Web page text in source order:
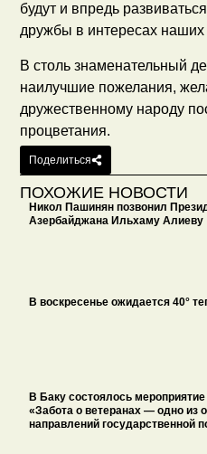
будут и впредь
дружбы в интересах наших
В столь знаменательный
наилучшие пожелания,
дружественному народу
процветания.
Поделиться
ПОХОЖИЕ НОВОСТИ
Никол Пашинян позвонил
Азербайджана Ильхаму Алиеву
В воскресенье ожидается 40°
В Баку состоялось
«Забота о ветеранах — одно из
направлений государственной